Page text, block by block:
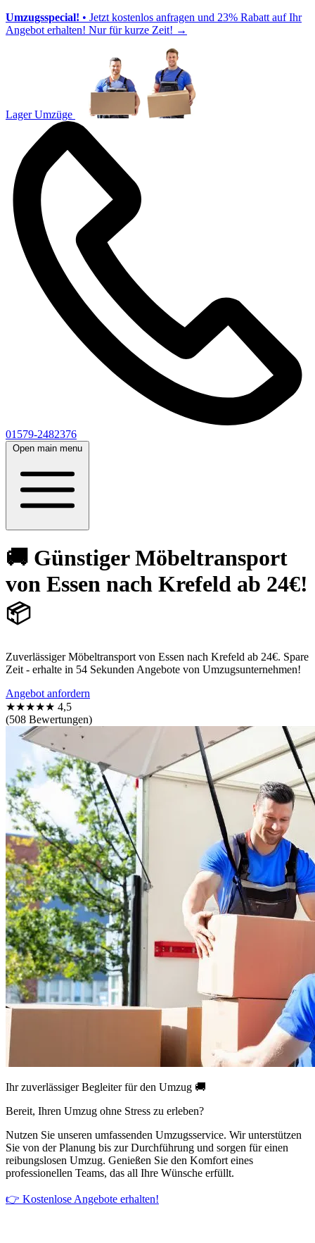
Umzugsspecial! • Jetzt kostenlos anfragen und 23% Rabatt auf Ihr
Angebot erhalten! Nur für kurze Zeit! →
Lager Umzüge
01579-2482376
Open main menu
🚚 Günstiger Möbeltransport
von Essen nach Krefeld ab 24€!
📦
Zuverlässiger Möbeltransport von Essen nach Krefeld ab 24€. Spare
Zeit - erhalte in 54 Sekunden Angebote von Umzugsunternehmen!
Angebot anfordern
★★★★★ 4,5
(508 Bewertungen)
Ihr zuverlässiger Begleiter für den Umzug 🚚
Bereit, Ihren Umzug ohne Stress zu erleben?
Nutzen Sie unseren umfassenden Umzugsservice. Wir unterstützen
Sie von der Planung bis zur Durchführung und sorgen für einen
reibungslosen Umzug. Genießen Sie den Komfort eines
professionellen Teams, das all Ihre Wünsche erfüllt.
👉 Kostenlose Angebote erhalten!